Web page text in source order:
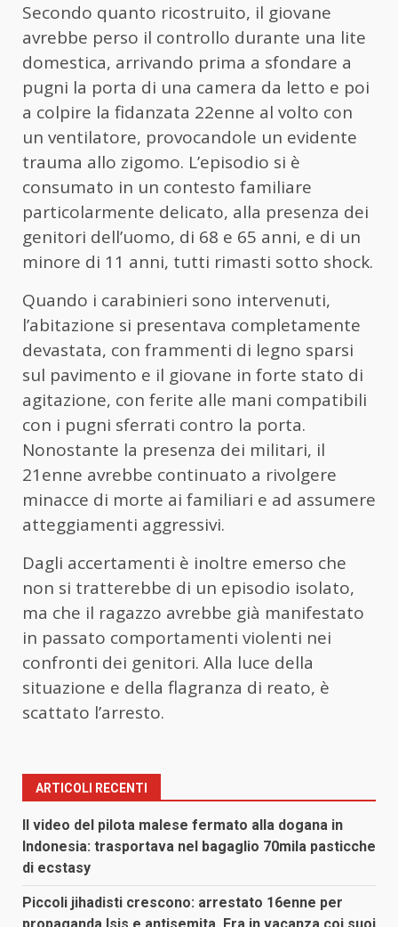
Secondo quanto ricostruito, il giovane
avrebbe perso il controllo durante una lite
domestica, arrivando prima a sfondare a
pugni la porta di una camera da letto e poi
a colpire la fidanzata 22enne al volto con
un ventilatore, provocandole un evidente
trauma allo zigomo. L’episodio si è
consumato in un contesto familiare
particolarmente delicato, alla presenza dei
genitori dell’uomo, di 68 e 65 anni, e di un
minore di 11 anni, tutti rimasti sotto shock.
Quando i carabinieri sono intervenuti,
l’abitazione si presentava completamente
devastata, con frammenti di legno sparsi
sul pavimento e il giovane in forte stato di
agitazione, con ferite alle mani compatibili
con i pugni sferrati contro la porta.
Nonostante la presenza dei militari, il
21enne avrebbe continuato a rivolgere
minacce di morte ai familiari e ad assumere
atteggiamenti aggressivi.
Dagli accertamenti è inoltre emerso che
non si tratterebbe di un episodio isolato,
ma che il ragazzo avrebbe già manifestato
in passato comportamenti violenti nei
confronti dei genitori. Alla luce della
situazione e della flagranza di reato, è
scattato l’arresto.
ARTICOLI RECENTI
Il video del pilota malese fermato alla dogana in
Indonesia: trasportava nel bagaglio 70mila pasticche
di ecstasy
Piccoli jihadisti crescono: arrestato 16enne per